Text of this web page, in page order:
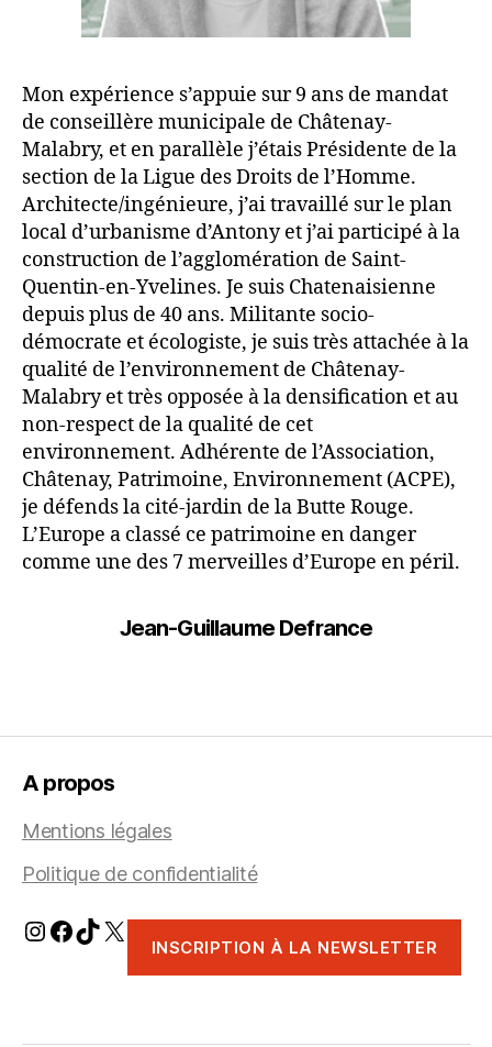
Mon expérience s’appuie sur 9 ans de mandat
de conseillère municipale de Châtenay-
Malabry, et en parallèle j’étais Présidente de la
section de la Ligue des Droits de l’Homme.
Architecte/ingénieure, j’ai travaillé sur le plan
local d’urbanisme d’Antony et j’ai participé à la
construction de l’agglomération de Saint-
Quentin-en-Yvelines. Je suis Chatenaisienne
depuis plus de 40 ans. Militante socio-
démocrate et écologiste, je suis très attachée à la
qualité de l’environnement de Châtenay-
Malabry et très opposée à la densification et au
non-respect de la qualité de cet
environnement. Adhérente de l’Association,
Châtenay, Patrimoine, Environnement (ACPE),
je défends la cité-jardin de la Butte Rouge.
L’Europe a classé ce patrimoine en danger
comme une des 7 merveilles d’Europe en péril.
Jean-Guillaume Defrance
A propos
Mentions légales
Politique de confidentialité
Instagram
Facebook
TikTok
X
INSCRIPTION À LA NEWSLETTER